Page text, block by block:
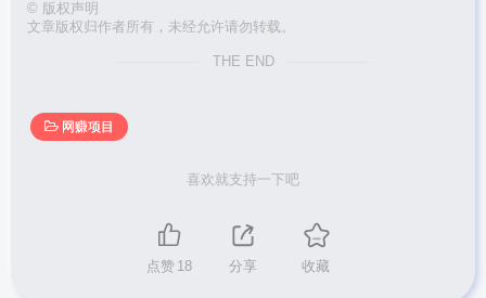
© 版权声明
文章版权归作者所有，未经允许请勿转载。
THE END
网赚项目
喜欢就支持一下吧
点赞 18 分享 收藏